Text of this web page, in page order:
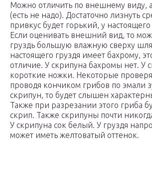
Можно отличить по внешнему виду,
(есть не надо). Достаточно лизнуть
привкус будет горький, у настоящего
Если оценивать внешний вид, то
груздь большую влажную сверху
настоящего груздя имеет бахрому,
отличие. У скрипуна бахромы нет. У
короткие ножки. Некоторые
проводя кончиком грибов по эмали
скрипун, то будет слышен
Также при разрезании этого гриба
скрип. Также скрипуны почти
У скрипуна сок белый. У груздя
может иметь желтоватый оттенок.